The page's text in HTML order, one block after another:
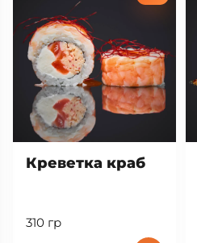
Креветка краб
310 гр